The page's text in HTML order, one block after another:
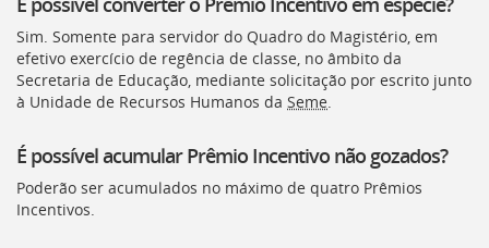
Sim. Somente para servidor do Quadro do Magistério, em
efetivo exercício de regência de classe, no âmbito da
Secretaria de Educação, mediante solicitação por escrito junto
à Unidade de Recursos Humanos da Seme
É possível acumular Prêmio Incentivo não gozados?
Poderão ser acumulados no máximo de quatro Prêmios
Incentivos.